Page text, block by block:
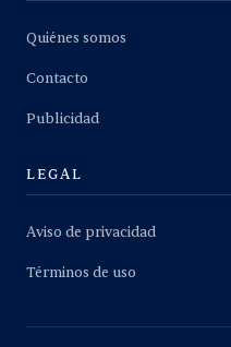
Quiénes somos
Contacto
Publicidad
LEGAL
Aviso de privacidad
Términos de uso